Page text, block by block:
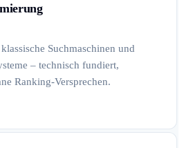
Suchmaschinen und
– technisch fundiert,
Ranking-Versprechen.